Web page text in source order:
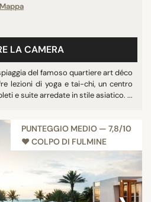
LA CAMERA
del famoso quartiere art déco
lezioni di yoga e tai-chi, un centro
e suite arredate in stile asiatico. ...
PUNTEGGIO MEDIO — 7,8/10
♥︎ COLPO DI FULMINE